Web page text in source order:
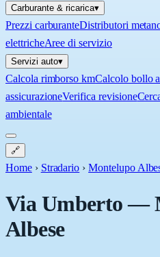
Carburante & ricarica▾
Prezzi carburanteDistributori
elettricheAree di servizio
Servizi auto▾
Calcola rimborso kmCalcolo bollo
assicurazioneVerifica revisione
ambientale
🔗
Home › Stradario › Montelupo
Via Umberto—
Albese